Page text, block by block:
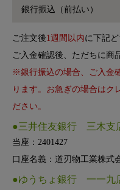
銀行振込（前払い）
ご注文後1週間以内に下記
ご入金確認後、ただちに商
※銀行振込の場合、ご入金
ります。お急ぎの場合はク
ださい。
●三井住友銀行 三木支
当座：2401427
口座名義：道刃物工業株式
●ゆうちょ銀行 一一九